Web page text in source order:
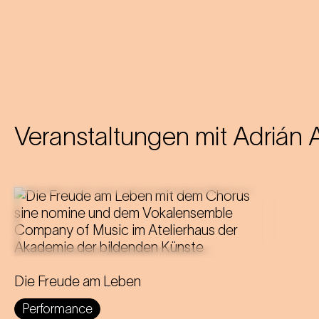
Veranstaltungen mit Adrián
Die Freude am Leben
Performance
Eine dreistöckige Klanglandschaft, in
die zeitlosen Klänge von Johann
Strauss trifft.